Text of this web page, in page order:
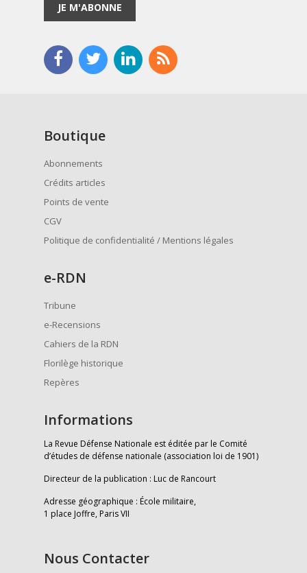
JE M'ABONNE
Boutique
Abonnements
Crédits articles
Points de vente
CGV
Politique de confidentialité / Mentions légales
e-RDN
Tribune
e-Recensions
Cahiers de la RDN
Florilège historique
Repères
Informations
La Revue Défense Nationale est éditée par le Comité
d’études de défense nationale (association loi de 1901)
Directeur de la publication : Luc de Rancourt
Adresse géographique : École militaire,
1 place Joffre, Paris VII
Nous Contacter